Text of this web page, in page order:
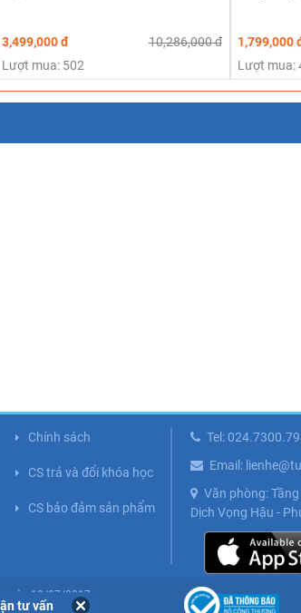
3,499,000 đ
10,286,000 đ
Lượt mua: 502
1,799,000
Lượt mua:
tư vấn
Chính sách
CS trả và đổi khóa học
CS bảo đảm sản phẩm
Tel:
Email:
Văn phòng:
Dịch Vọng Hậu -
ngày 10/07/2017.